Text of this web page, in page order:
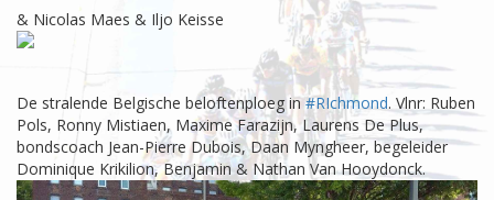
& Nicolas Maes & Iljo Keisse
De stralende Belgische beloftenploeg in‪#‎RIchmond‬. Vlnr: Ruben
Pols, Ronny Mistiaen, Maxime Farazijn, Laurens De Plus,
bondscoach Jean-Pierre Dubois, Daan Myngheer, begeleider
Dominique Krikilion, Benjamin & Nathan Van Hooydonck.